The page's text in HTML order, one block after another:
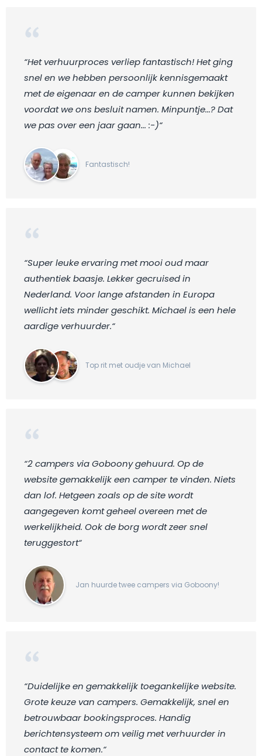
“Het verhuurproces verliep fantastisch! Het ging
snel en we hebben persoonlijk kennisgemaakt
met de eigenaar en de camper kunnen bekijken
voordat we ons besluit namen. Minpuntje...? Dat
we pas over een jaar gaan... :-)“
Fantastisch!
“Super leuke ervaring met mooi oud maar
authentiek baasje. Lekker gecruised in
Nederland. Voor lange afstanden in Europa
wellicht iets minder geschikt. Michael is een hele
aardige verhuurder.“
Top rit met oudje van Michael
“2 campers via Goboony gehuurd. Op de
website gemakkelijk een camper te vinden. Niets
dan lof. Hetgeen zoals op de site wordt
aangegeven komt geheel overeen met de
werkelijkheid. Ook de borg wordt zeer snel
teruggestort“
Jan huurde twee campers via Goboony!
“Duidelijke en gemakkelijk toegankelijke website.
Grote keuze van campers. Gemakkelijk, snel en
betrouwbaar bookingsproces. Handig
berichtensysteem om veilig met verhuurder in
contact te komen.“